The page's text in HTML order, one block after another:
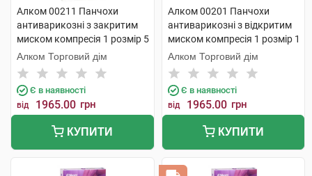
Алком 00211 Панчохи
антиварикозні з закритим
миском компресія 1 розмір 5
чорний 1 пара
Алком Торговий дім
Є в наявності
від 1965.00 грн
КУПИТИ
Алком 00201 Панчохи
антиварикозні з відкритим
миском компресія 1 розмір 1
1 шт
Алком Торговий дім
Є в наявності
від 1965.00 грн
КУПИТИ